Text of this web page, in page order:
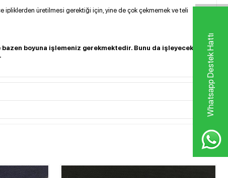
Whatsapp Destek Hattı
ipliklerden üretilmesi gerektiği için, yine de çok çekmemek ve teli
boyuna işlemeniz gerekmektedir. Bunu da işleyecek